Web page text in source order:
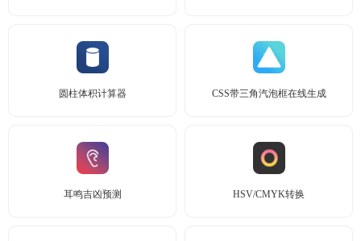
圆柱体积计算器 CSS带三角汽泡框在线生成
耳鸣吉凶预测 HSV/CMYK转换